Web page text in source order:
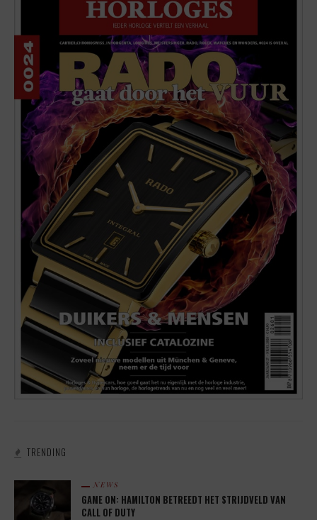
TRENDING
NEWS
GAME ON: HAMILTON BETREEDT HET STRIJDVELD VAN
CALL OF DUTY